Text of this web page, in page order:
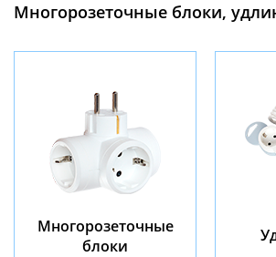
Многорозеточные блоки,
Многорозеточные
блоки